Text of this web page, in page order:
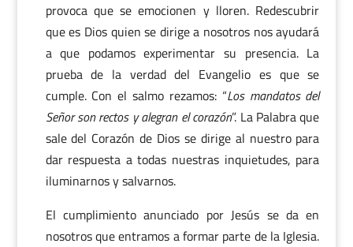
provoca que se emocionen y lloren. Redescubrir
que es Dios quien se dirige a nosotros nos ayudará
a que podamos experimentar su presencia. La
prueba de la verdad del Evangelio es que se
cumple. Con el salmo rezamos: “Los mandatos del
Señor son rectos y alegran el corazón”. La Palabra que
sale del Corazón de Dios se dirige al nuestro para
dar respuesta a todas nuestras inquietudes, para
iluminarnos y salvarnos.
El cumplimiento anunciado por Jesús se da en
nosotros que entramos a formar parte de la Iglesia.